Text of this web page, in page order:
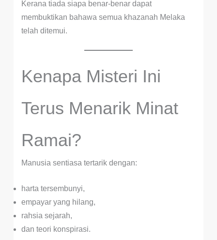
Kerana tiada siapa benar-benar dapat
membuktikan bahawa semua khazanah Melaka
telah ditemui.
Kenapa Misteri Ini
Terus Menarik Minat
Ramai?
Manusia sentiasa tertarik dengan:
harta tersembunyi,
empayar yang hilang,
rahsia sejarah,
dan teori konspirasi.